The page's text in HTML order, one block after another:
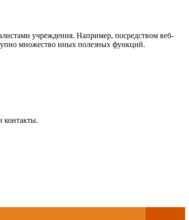
учреждения. Например, посредством веб-
множество иных полезных функций.
контакты.